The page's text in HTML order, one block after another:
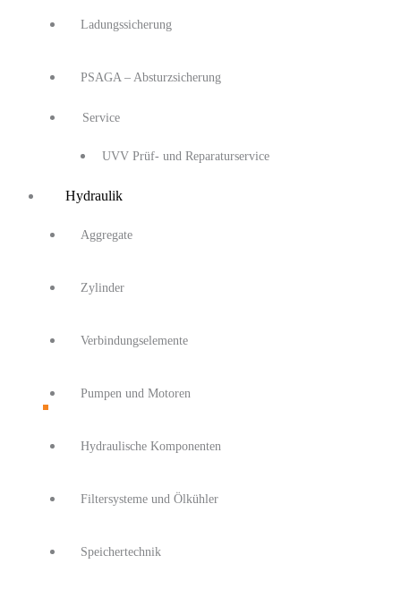
Ladungssicherung
PSAGA – Absturzsicherung
Service
UVV Prüf- und Reparaturservice
Hydraulik
Aggregate
Zylinder
Verbindungselemente
Pumpen und Motoren
Hydraulische Komponenten
Filtersysteme und Ölkühler
Speichertechnik